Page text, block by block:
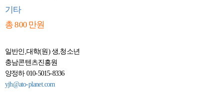
기타
총 800 만원
일반인,대학(원) 생,청소년
충남콘텐츠진흥원
양정하 010-5015-8336
yjh@ato-planet.com